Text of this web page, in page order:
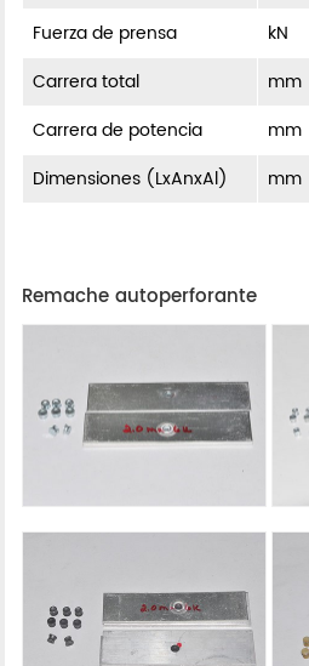
Fuerza de prensa
kN
Carrera total
mm
Carrera de potencia
mm
Dimensiones (LxAnxAl)
mm
Remache autoperforante